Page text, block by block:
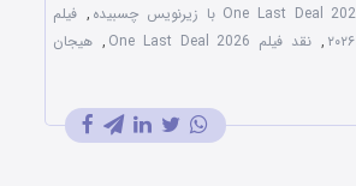
, فیلم
, نقد فیلم One Last Deal 2026 , هیجان